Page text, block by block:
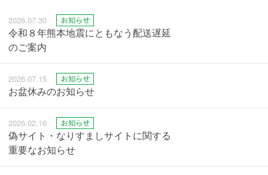
2026.07.30
令和８年熊本地震にともなう配送遅延
のご案内
2026.07.15
お盆休みのお知らせ
2026.02.16
偽サイト・なりすましサイトに関する
重要なお知らせ